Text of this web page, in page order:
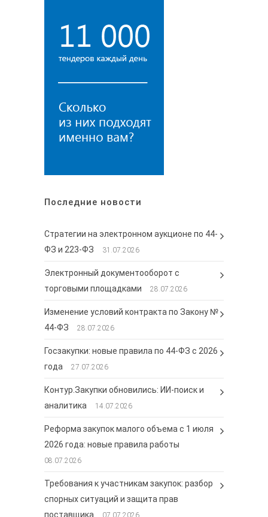
Последние новости
Стратегии на электронном аукционе по 44-
ФЗ и 223-ФЗ
31.07.2026
Электронный документооборот с
торговыми площадками
28.07.2026
Изменение условий контракта по Закону №
44-ФЗ
28.07.2026
Госзакупки: новые правила по 44-ФЗ с 2026
года
27.07.2026
Контур.Закупки обновились: ИИ-поиск и
аналитика
14.07.2026
Реформа закупок малого объема с 1 июля
2026 года: новые правила работы
08.07.2026
Требования к участникам закупок: разбор
спорных ситуаций и защита прав
поставщика
07.07.2026